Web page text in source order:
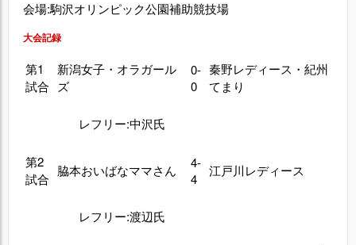
会場:駒沢オリンピック公園補助競技場
大会記録
第1
試合
新潟女子・オラガール
ズ
0-
0
秦野レディース・紀州
てまり
レフリー:中沢氏
第2
試合
脇本おいばなママさん
4-
4
江戸川レディース
レフリー:渡辺氏